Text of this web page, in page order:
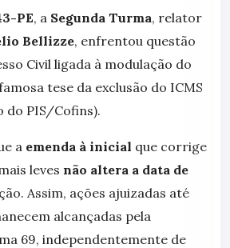
PE, a Segunda Turma, relator
Bellizze, enfrentou questão
Civil ligada à modulação do
tese da exclusão do ICMS
do PIS/Cofins).
a emenda à inicial que corrige
leves não altera a data de
Assim, ações ajuizadas até
alcançadas pela
69, independentemente de